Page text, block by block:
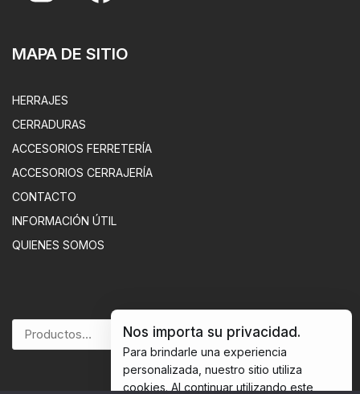
MAPA DE SITIO
HERRAJES
CERRADURAS
ACCESORIOS FERRETERÍA
ACCESORIOS CERRAJERÍA
CONTACTO
INFORMACIÓN ÚTIL
QUIENES SOMOS
BUSCAR
Nos importa su privacidad.
Para brindarle una experiencia
personalizada, nuestro sitio utiliza
cookies. Al continuar utilizando este